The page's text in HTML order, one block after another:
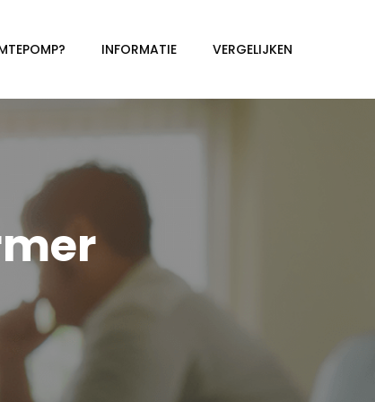
INFORMATIE VERGELIJKEN